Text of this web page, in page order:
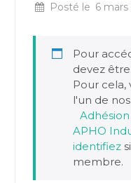
Posté le 6 mars
Pour
devez
Pour cela,
l'un de
APHO
identifiez
membre.